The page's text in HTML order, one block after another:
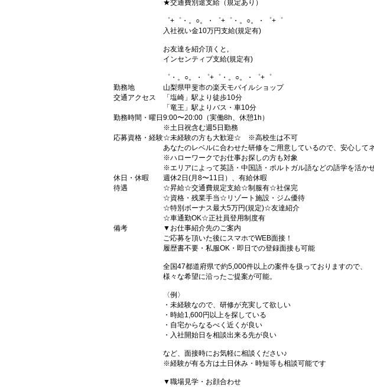
★交通費別途支給（規定あり）
゜+゜・。○。・゜+゜・。○。・゜+゜
入社祝い金10万円支給(規定有)
お友達を紹介頂くと,
インセンティブ支給(規定有)
゜・。○。・゜+゜・。○。・゜+゜
勤務地
山梨県甲斐市の楽天モバイルショップ
交通アクセス
「塩崎」駅より徒歩10分
「竜王」駅よりバス・車10分
勤務時間・曜日 9:00〜20:00（実働8h、休憩1h）
※土日祝含む週5日勤務
応募資格・経験☆未経験の方も大歓迎☆ ※高校生は不可
あなたのレベルに合わせた研修をご用意しているので、安心して
※ハローワークでお仕事お探しの方も対象
※エリアによって英語・中国語・ポルトガル語などの語学を活か
休日・休暇
週休2日(月8〜11日）、有給休暇
待遇
☆昇給☆交通費規定支給☆制服有☆社保完
☆資格・残業手当☆リゾート施設・ジム優待
☆特別ボーナス最大5万円(規定)☆友達紹介
☆車通勤OK☆正社員登用制度有
備考
▼お仕事紹介先のご案内
ご応募を頂いた後にスマホでWEB面接！
履歴書不要・私服OK・即日での登録面接も可能
全国47都道府県で約5,000件以上の案件を扱っておりますので、
様々な希望に沿ったご提案が可能。
〈例〉
・未経験なので、研修が充実して欲しい
・時給1,600円以上を探している
・自宅からなるべく近くが良い
・入社開始日を相談出来る先が良い
など、面接時にお気軽に相談ください♪
※経験が有る方は土日休み・時短等も相談可能です
▼職場見学・お顔合わせ